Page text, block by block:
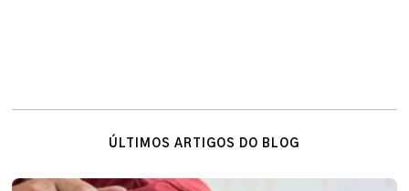
ÚLTIMOS ARTIGOS DO BLOG